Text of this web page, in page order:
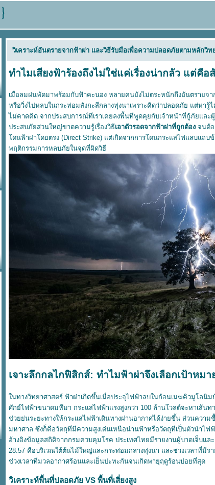
วิเคราะห์อันตรายจากฟ้าผ่า และวิธีรับมือเพื่อความปลอดภัยตามหลักวิท
ทำไมเสียงฟ้าร้องถึงไม่ใช่แค่เรื่องน่ากลัว แต่คื
เมื่อลมฝนพัดมาพร้อมกับฟ้าคะนอง หลายคนยังไม่ตระหนักถึงอันตรายจ
หรือวิ่งไปหลบในกระท่อมสังกะสีกลางทุ่งนาเพราะคิดว่าปลอดภัย แต่หา
ไม่คาดคิด จากประสบการณ์ที่เราเคยลงพื้นที่พูดคุยกับเจ้าหน้าที่กู้ภัยและ
ประสบภัยส่วนใหญ่ขาดความรู้เรื่องวิธีเอาตัวรอดจากฟ้าผ่าที่ถูกต้อง จนต้
ดนฟ้าผ่าโดยตรง (Direct Strike) แต่เกิดจากการโดนกระแสไฟแลบแถบ
พฤติกรรมการหลบภัยในจุดที่ผิดวิธี
เจาะลึกกลไกฟิสิกส์: ทำไมฟ้าผ่าจึงเลือกเป้าหม
นทางวิทยาศาสตร์ ฟ้าผ่าเกิดขึ้นเมื่อประจุไฟฟ้าลบในก้อนเมฆคิวมูโลนิ
ศักย์ไฟฟ้าขนาดมหึมา กระแสไฟฟ้าแรงสูงกว่า 100 ล้านโวลต์จะหาเส้น
ช่วยย่นระยะทางให้กระแสไฟฟ้าเดินทางผ่านอากาศได้ง่ายขึ้น ส่วนคว
มหาศาล ซึ่งก็คือวัตถุที่มีความสูงเด่นเหนือน่านฟ้าหรือวัตถุที่เป็นตัวนำไฟ
อ้างอิงข้อมูลสถิติจากกรมควบคุมโรค ประเทศไทยมีรายงานผู้บาดเจ็บแ
28.57 คือบริเวณใต้ต้นไม้ใหญ่และกระท่อมกลางทุ่งนา และช่วงเวลาที่มีร
ช่วงเวลาที่มวลอากาศร้อนและเย็นปะทะกันจนเกิดพายุฤดูร้อนบ่อยที่สุด
วิเคราะห์พื้นที่ปลอดภัย VS พื้นที่เสี่ยงสูง